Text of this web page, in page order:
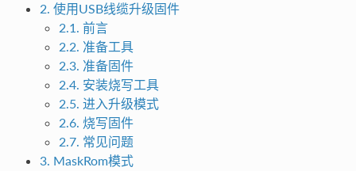
2. 使用USB线缆升级固件
2.1. 前言
2.2. 准备工具
2.3. 准备固件
2.4. 安装烧写工具
2.5. 进入升级模式
2.6. 烧写固件
2.7. 常见问题
3. MaskRom模式